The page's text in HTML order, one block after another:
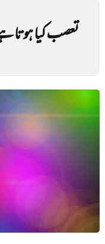
تعصب کیا ہوتا